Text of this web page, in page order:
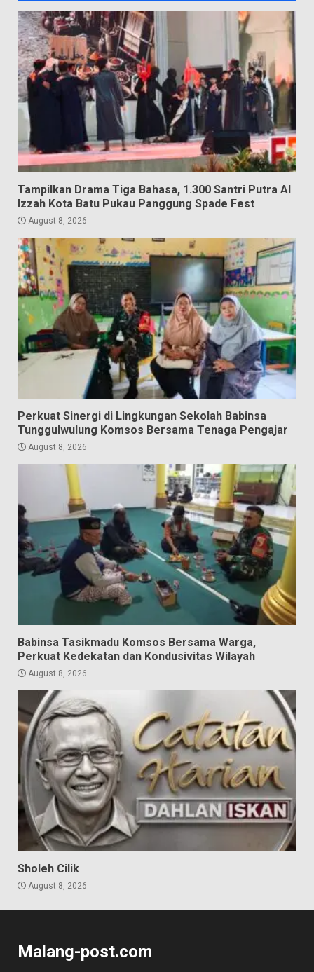
Tampilkan Drama Tiga Bahasa, 1.300 Santri Putra Al
Izzah Kota Batu Pukau Panggung Spade Fest
August 8, 2026
Perkuat Sinergi di Lingkungan Sekolah Babinsa
Tunggulwulung Komsos Bersama Tenaga Pengajar
August 8, 2026
Babinsa Tasikmadu Komsos Bersama Warga,
Perkuat Kedekatan dan Kondusivitas Wilayah
August 8, 2026
Sholeh Cilik
August 8, 2026
Malang-post.com